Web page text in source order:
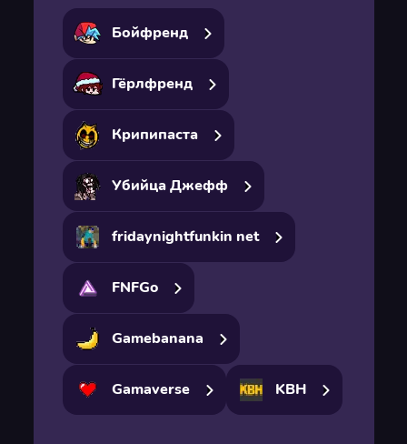
Бойфренд
Гёрлфренд
Крипипаста
Убийца Джефф
fridaynightfunkin net
FNFGo
Gamebanana
Gamaverse KBH